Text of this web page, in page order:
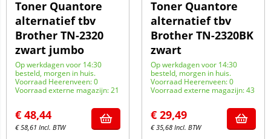
Toner Quantore
alternatief tbv
Brother TN-2320
zwart jumbo
Op werkdagen voor 14:30
besteld, morgen in huis.
Voorraad Heerenveen: 0
Voorraad externe magazijn: 21
€ 48,44
€58,61 Incl. BTW
Toner Quantore
alternatief tbv
Brother TN-2320BK
zwart
Op werkdagen voor 14:30
besteld, morgen in huis.
Voorraad Heerenveen: 0
Voorraad externe magazijn: 43
€ 29,49
€35,68 Incl. BTW